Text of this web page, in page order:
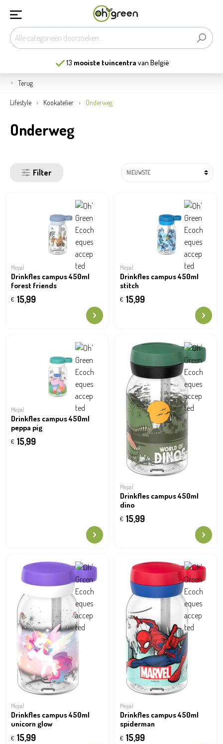
13 mooiste tuincentra van België
Terug
Lifestyle Kookatelier Onderweg
Onderweg
Filter
Mepal
Drinkfles campus 450ml
forest friends
€ 15,99
Mepal
Drinkfles campus 450ml
stitch
€ 15,99
Mepal
Drinkfles campus 450ml
peppa pig
€ 15,99
Mepal
Drinkfles campus 450ml
dino
€ 15,99
Mepal
Drinkfles campus 450ml
unicorn glow
€ 15,99
Mepal
Drinkfles campus 450ml
spiderman
€ 15,99